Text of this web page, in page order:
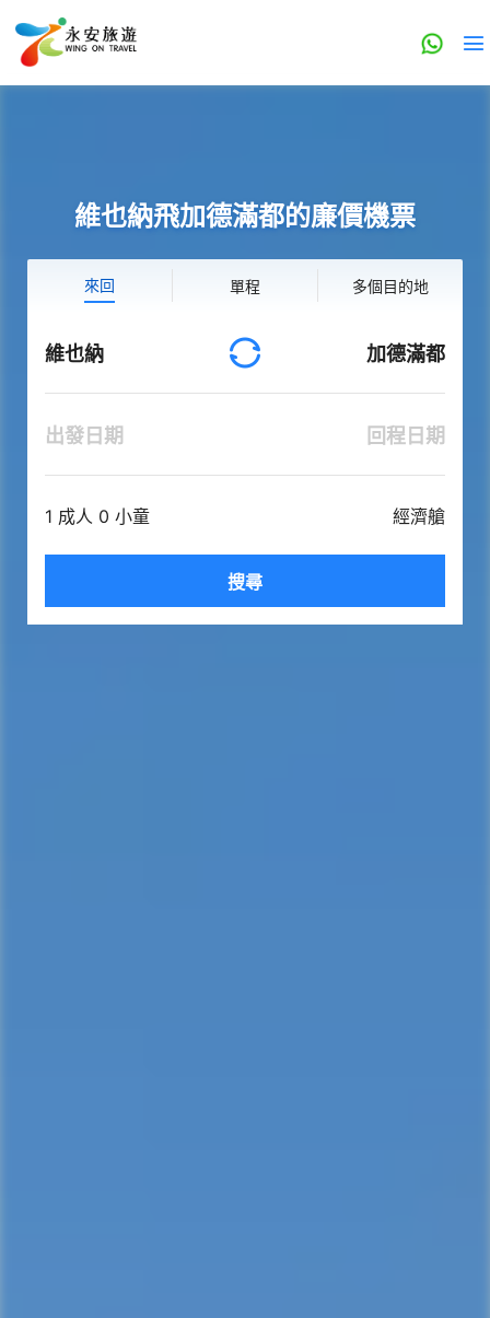
維也納飛加德滿都的廉價機票
來回 單程 多個目的地
維也納 加德滿都
出發日期 回程日期
1 成人 0 小童 經濟艙
搜尋